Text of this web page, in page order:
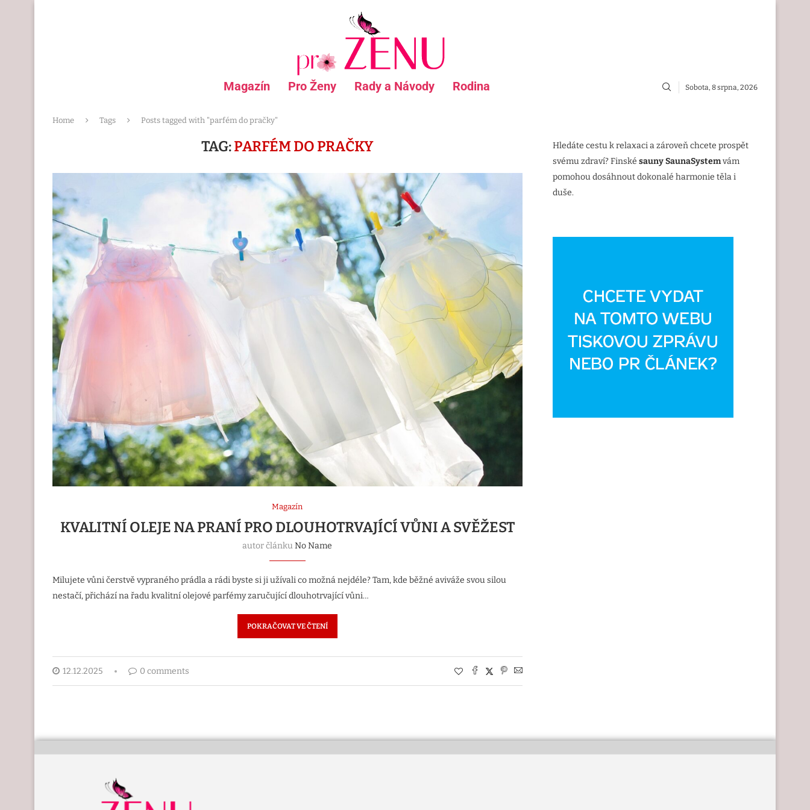
Magazín Pro Ženy Rady a Návody Rodina Sobota, 8 srpna, 2026
Home Tags Posts tagged with "parfém do pračky"
TAG:PARFÉM DO PRAČKY
Magazín
KVALITNÍ OLEJE NA PRANÍ PRO DLOUHOTRVAJÍCÍ VŮNI A SVĚŽEST
autor článkuNo Name
Milujete vůni čerstvě vypraného prádla a rádi byste si ji užívali co možná nejdéle? Tam, kde běžné aviváže svou silou
nestačí, přichází na řadu kvalitní olejové parfémy zaručující dlouhotrvající vůni…
POKRAČOVAT VE ČTENÍ
12.12.2025 0 comments
Hledáte cestu k relaxaci a zároveň chcete prospět
svému zdraví? Finské sauny SaunaSystemvám
pomohou dosáhnout dokonalé harmonie těla i
duše.